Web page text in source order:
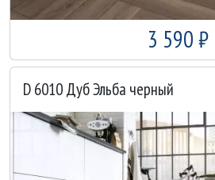
3 590 ₽
D 6010 Дуб Эльба черный